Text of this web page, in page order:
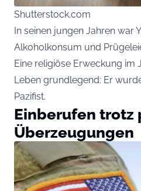
Shutterstock.com
In seinen jungen Jahren war
Alkoholkonsum und
Eine religiöse Erweckung im
Leben grundlegend: Er
Pazifist.
Einberufen trotz
Überzeugungen